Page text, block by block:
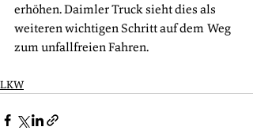
erhöhen. Daimler Truck sieht dies als
weiteren wichtigen Schritt auf dem Weg
zum unfallfreien Fahren.
LKW